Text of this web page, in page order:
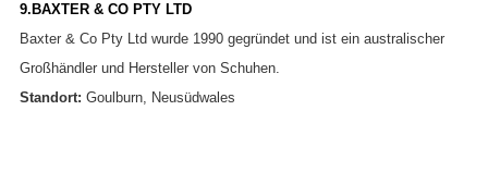
9.BAXTER & CO PTY LTD
Baxter & Co Pty Ltd wurde 1990 gegründet und ist ein australischer
Großhändler und Hersteller von Schuhen.
Standort: Goulburn, Neusüdwales